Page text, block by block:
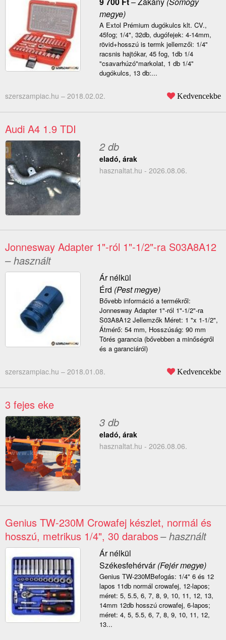
megye)
A Extol Prémium dugókulcs klt. CV.,
45fog; 1/4", 32db, dugófejek: 4-14mm,
rövid+hosszú is termk jellemzői: 1/4''
racsnis hajtókar, 45 fog, 1db 1/4
"csavarhúzó"markolat, 1 db 1/4''
dugókulcs, 13 db:...
szerszampiac.hu – 2018.02.02. Kedvencekbe
Audi A4 1.9 TDI
2 db
eladó, árak
hasznaltat.hu - 2026.08.06.
Jonnesway Adapter 1"-ról 1"-1/2"-ra S03A8A12
– használt
Ár nélkül
Érd (Pest megye)
Bővebb információ a termékről:
Jonnesway Adapter 1"-ról 1"-1/2"-ra
S03A8A12 Jellemzők Méret: 1 "x 1-1/2",
Átmérő: 54 mm, Hosszúság: 90 mm
Törés garancia (bővebben a minőségről
és a garanciáról)
szerszampiac.hu – 2018.01.08. Kedvencekbe
3 fejes eke
3 db
eladó, árak
hasznaltat.hu - 2026.08.06.
Genius TW-230M Crowafej készlet, normál és
hosszú, metrikus 1/4", 30 darabos– használt
Ár nélkül
Székesfehérvár(Fejér megye)
Genius TW-230MBefogás: 1/4" 6 és 12
lapos 11db normál crowafej, 12-lapos;
méret: 5, 5.5, 6, 7, 8, 9, 10, 11, 12, 13,
14mm 12db hosszú crowafej, 6-lapos;
méret: 4, 5, 5.5, 6, 7, 8, 9, 10, 11, 12,
13...